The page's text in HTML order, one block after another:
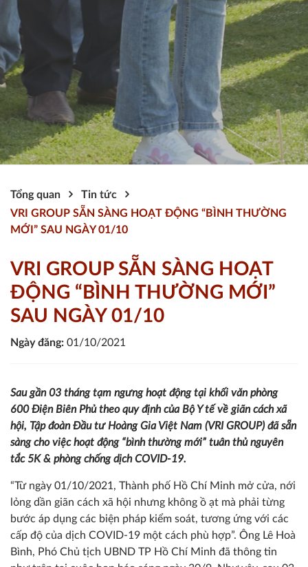
Tổng quan
Tin tức
VRI GROUP SẴN SÀNG HOẠT ĐỘNG “BÌNH THƯỜNG
MỚI” SAU NGÀY 01/10
VRI GROUP SẴN SÀNG HOẠT
ĐỘNG “BÌNH THƯỜNG MỚI”
SAU NGÀY 01/10
Ngày đăng: 01/10/2021
Sau gần 03 tháng tạm ngưng hoạt động tại khối văn phòng
600 Điện Biên Phủ theo quy định của Bộ Y tế về giãn cách xã
hội, Tập đoàn Đầu tư Hoàng Gia Việt Nam (VRI GROUP) đã sẵn
sàng cho việc hoạt động “bình thường mới” tuân thủ nguyên
tắc 5K & phòng chống dịch COVID-19.
“Từ ngày 01/10/2021, Thành phố Hồ Chí Minh mở cửa, nới
lỏng dần giãn cách xã hội nhưng không ồ ạt mà phải từng
bước áp dụng các biện pháp kiểm soát, tương ứng với các
cấp độ của dịch COVID-19 một cách phù hợp”. Ông Lê Hoà
Bình, Phó Chủ tịch UBND TP Hồ Chí Minh đã thông tin